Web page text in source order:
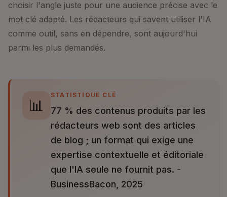
choisir l'angle juste pour une audience précise avec le
mot clé adapté. Les rédacteurs qui savent utiliser l'IA
comme outil, sans en dépendre, sont aujourd'hui
parmi les plus demandés.
📊
STATISTIQUE CLÉ
77 % des contenus produits par les
rédacteurs web sont des articles
de blog ; un format qui exige une
expertise contextuelle et éditoriale
que l'IA seule ne fournit pas. -
BusinessBacon, 2025